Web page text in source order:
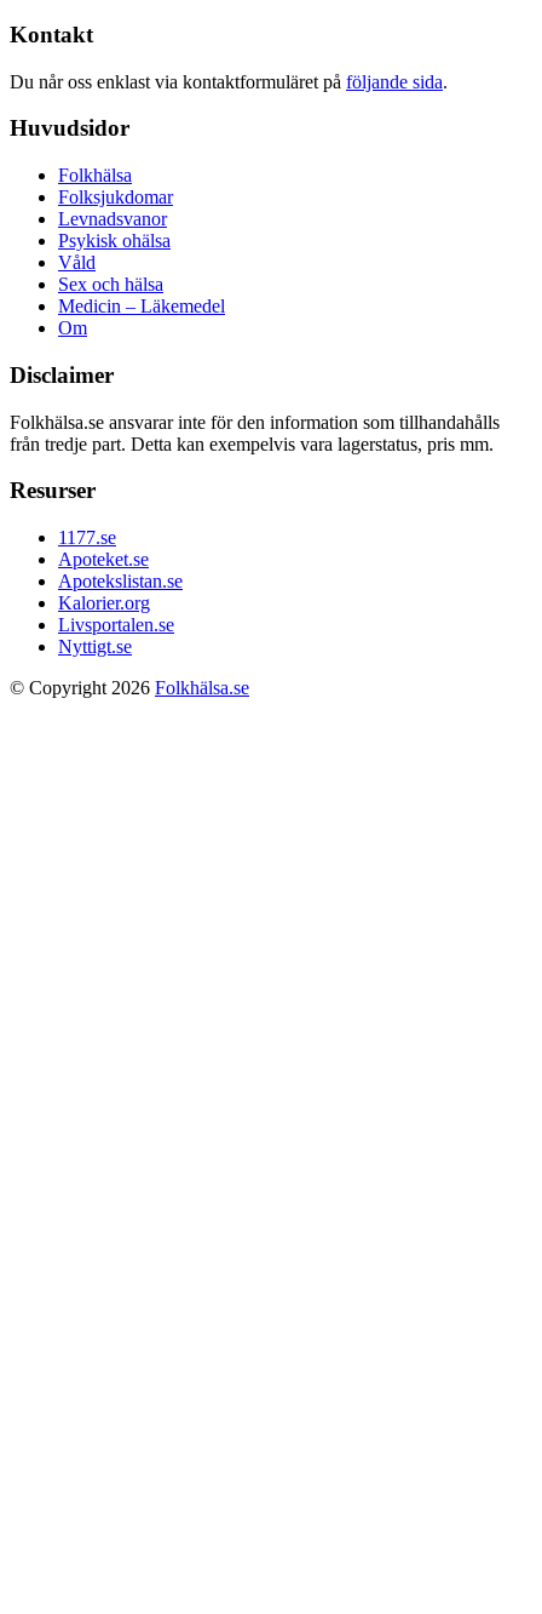
Kontakt
Du når oss enklast via kontaktformuläret på följande sida.
Huvudsidor
Folkhälsa
Folksjukdomar
Levnadsvanor
Psykisk ohälsa
Våld
Sex och hälsa
Medicin – Läkemedel
Om
Disclaimer
Folkhälsa.se ansvarar inte för den information som tillhandahålls
från tredje part. Detta kan exempelvis vara lagerstatus, pris mm.
Resurser
1177.se
Apoteket.se
Apotekslistan.se
Kalorier.org
Livsportalen.se
Nyttigt.se
© Copyright 2026 Folkhälsa.se